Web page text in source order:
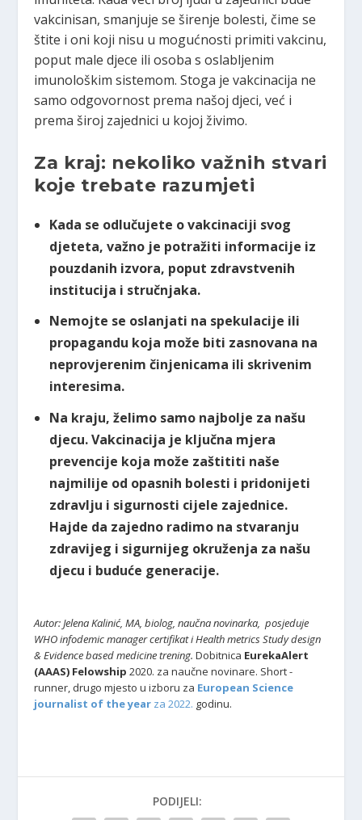
vakcinisan, smanjuje se širenje bolesti, čime se
štite i oni koji nisu u mogućnosti primiti vakcinu,
poput male djece ili osoba s oslabljenim
imunološkim sistemom. Stoga je vakcinacija ne
samo odgovornost prema našoj djeci, već i
prema široj zajednici u kojoj živimo.
Za kraj: nekoliko važnih stvari
koje trebate razumjeti
Kada se odlučujete o vakcinaciji svog
djeteta, važno je potražiti informacije iz
pouzdanih izvora, poput zdravstvenih
institucija i stručnjaka.
Nemojte se oslanjati na spekulacije ili
propagandu koja može biti zasnovana na
neprovjerenim činjenicama ili skrivenim
interesima.
Na kraju, želimo samo najbolje za našu
djecu. Vakcinacija je ključna mjera
prevencije koja može zaštititi naše
najmilije od opasnih bolesti i pridonijeti
zdravlju i sigurnosti cijele zajednice.
Hajde da zajedno radimo na stvaranju
zdravijeg i sigurnijeg okruženja za našu
djecu i buduće generacije.
Autor: Jelena Kalinić, MA, biolog, naučna novinarka, posjeduje
WHO infodemic manager certifikat i Health metrics Study design
& Evidence based medicine trening. Dobitnica EurekaAlert
(AAAS) Felowship 2020. za naučne novinare. Short -
runner, drugo mjesto u izboru za European Science
journalist of the year za 2022. godinu.
PODIJELI: